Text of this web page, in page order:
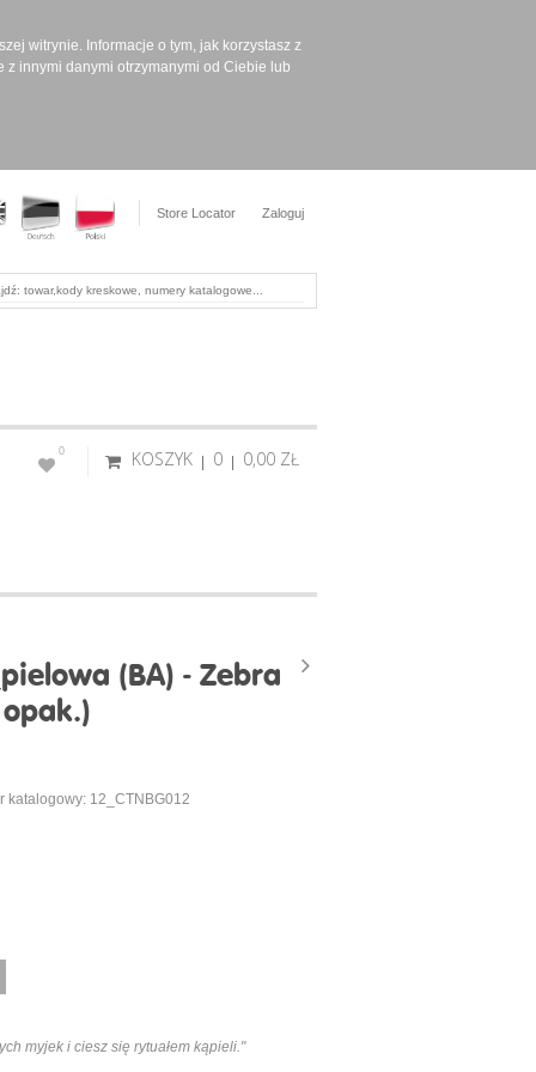
witrynie. Informacje o tym, jak korzystasz z
z innymi danymi otrzymanymi od Ciebie lub
Store Locator Zaloguj
KOSZYK 0 0,00 ‎ZŁ
0
(BA) - Zebra
katalogowy: 12_CTNBG012
myjek i ciesz się rytuałem kąpieli."